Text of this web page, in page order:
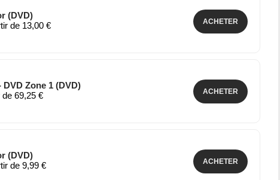
(DVD)
de 13,00 €
ACHETER
Zone 1 (DVD)
de 69,25 €
ACHETER
(DVD)
de 9,99 €
ACHETER